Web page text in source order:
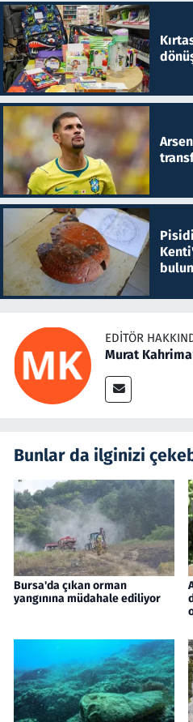
EDITÖR
Murat
Bunlar da ilginizi
Bursa'da çıkan orman
yangınına müdahale ediliyor